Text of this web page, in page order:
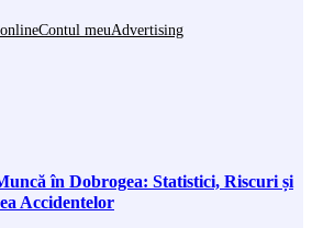
Contul meuAdvertising
în Dobrogea: Statistici, Riscuri și
Accidentelor